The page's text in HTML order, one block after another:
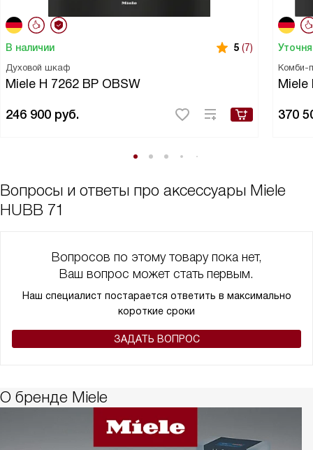
В наличии 5 (7)
Духовой шкаф
Miele H 7262 BP OBSW
246 900 руб.
Комби-
Miele
370
Вопросы и ответы про аксессуары Miele
HUBB 71
Вопросов по этому товару пока нет,
Ваш вопрос может стать первым.
Наш специалист постарается ответить в максимально
короткие сроки
ЗАДАТЬ ВОПРОС
О бренде Miele